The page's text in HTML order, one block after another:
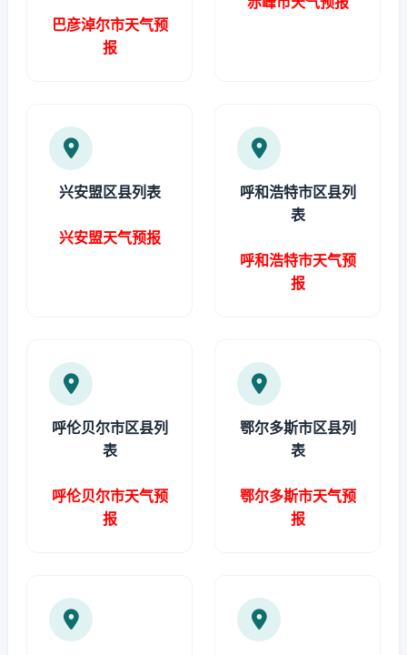
巴彦淖尔市天气预
报
兴安盟区县列表
兴安盟天气预报
呼和浩特市区县列
表
呼和浩特市天气预
报
呼伦贝尔市区县列
表
呼伦贝尔市天气预
报
鄂尔多斯市区县列
表
鄂尔多斯市天气预
报